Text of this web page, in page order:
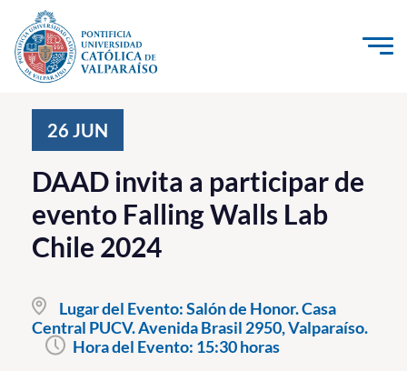
Click acá para ir directamente al contenido
Investigación, Creación e Innovación
PUCV Internacional
Vinculación con el Medio
Pregrado
Postgrado
26 JUN
DAAD invita a participar de
evento Falling Walls Lab
Chile 2024
Lugar del Evento:Salón de Honor. Casa
Central PUCV. Avenida Brasil 2950, Valparaíso.
Hora del Evento: 15:30 horas